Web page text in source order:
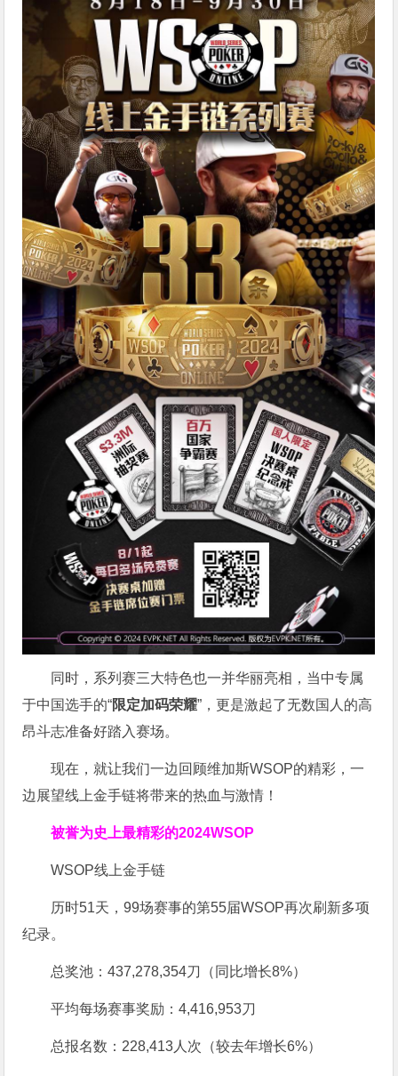
同时，系列赛三大特色也一并华丽亮相，当中专属
于中国选手的“限定加码荣耀”，更是激起了无数国人的高
昂斗志准备好踏入赛场。
现在，就让我们一边回顾维加斯WSOP的精彩，一
边展望线上金手链将带来的热血与激情！
被誉为史上最精彩的2024WSOP
WSOP线上金手链
历时51天，99场赛事的第55届WSOP再次刷新多项
纪录。
总奖池：437,278,354刀（同比增长8%）
平均每场赛事奖励：4,416,953刀
总报名数：228,413人次（较去年增长6%）